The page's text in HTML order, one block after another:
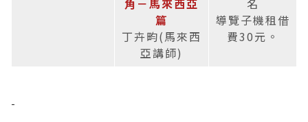
篇
丁卉畇(馬來西
亞講師)
導覽子機租借
費30元。
-